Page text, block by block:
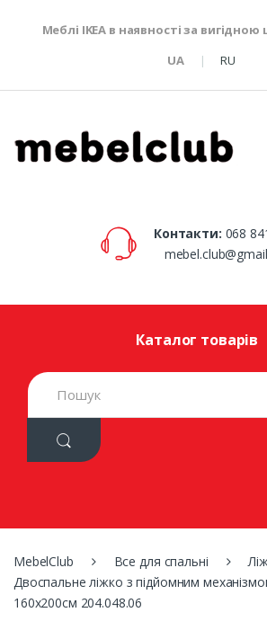
Меблі IKEA в наявності за вигідною
UA
RU
Контакти: 068
Каталог товарів
S
e
h
:
MebelClub Все для спальні
Двоспальне ліжко з підйомним
160х200см 204.048.06